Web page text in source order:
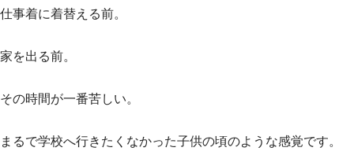
仕事着に着替える前。
家を出る前。
その時間が一番苦しい。
まるで学校へ行きたくなかった子供の頃のような感覚です。